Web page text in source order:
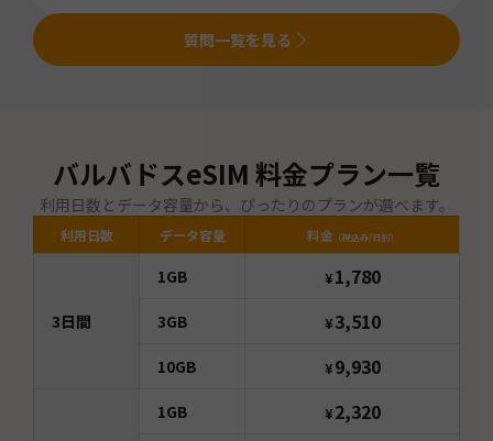
質問一覧を見る
バルバドスeSIM 料金プラン一覧
利用日数とデータ容量から、ぴったりのプランが選べます。
利用日数 データ容量 料金 （税込み/日別）
3日間
1GB ¥ 1,780
3GB ¥ 3,510
10GB ¥ 9,930
1GB ¥ 2,320